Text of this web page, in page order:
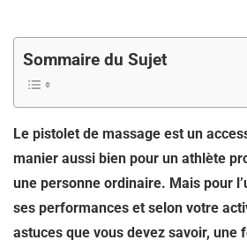
Sommaire du Sujet
Le pistolet de massage est un
manier aussi bien pour un athlète
une personne ordinaire. Mais pour
ses performances et selon votre
astuces que vous devez savoir, une